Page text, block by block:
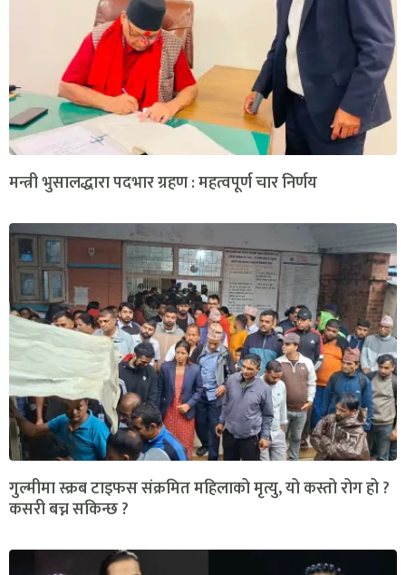
मन्त्री भुसालद्धारा पदभार ग्रहण : महत्वपूर्ण चार निर्णय
गुल्मीमा स्क्रब टाइफस संक्रमित महिलाको मृत्यु, यो कस्तो रोग हो ?
कसरी बच्न सकिन्छ ?